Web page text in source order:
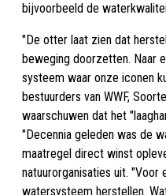
bijvoorbeeld de
"De otter laat zien dat
beweging doorzetten. Naar
systeem waar onze iconen
bestuurders van WWF,
waarschuwen dat het
"Decennia geleden was de
maatregel direct winst
natuurorganisaties uit.
watersysteem herstellen.